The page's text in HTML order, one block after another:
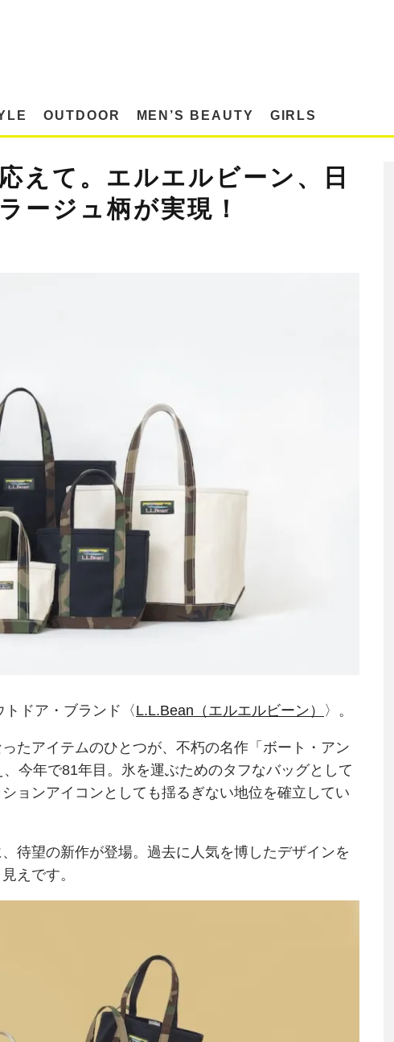
OUTDOOR MEN’S BEAUTY GIRLS
えて。エルエルビーン、日
ージュ柄が実現！
ドア・ブランド〈L.L.Bean（エルエルビーン） 〉。
たアイテムのひとつが、不朽の名作「ボート・アン
今年で81年目。氷を運ぶためのタフなバッグとして
ョンアイコンとしても揺るぎない地位を確立してい
待望の新作が登場。過去に人気を博したデザインを
えです。